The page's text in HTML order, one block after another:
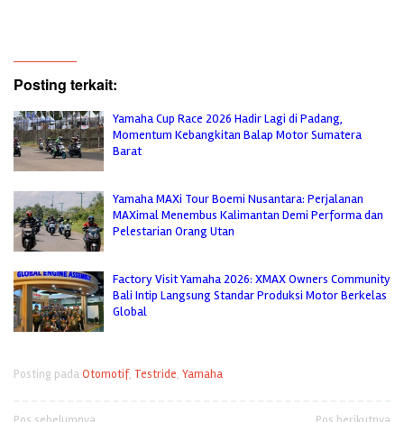
Posting terkait:
Yamaha Cup Race 2026 Hadir Lagi di Padang,
Momentum Kebangkitan Balap Motor Sumatera
Barat
Yamaha MAXi Tour Boemi Nusantara: Perjalanan
MAXimal Menembus Kalimantan Demi Performa dan
Pelestarian Orang Utan
Factory Visit Yamaha 2026: XMAX Owners Community
Bali Intip Langsung Standar Produksi Motor Berkelas
Global
Posting padaOtomotif, Testride, Yamaha